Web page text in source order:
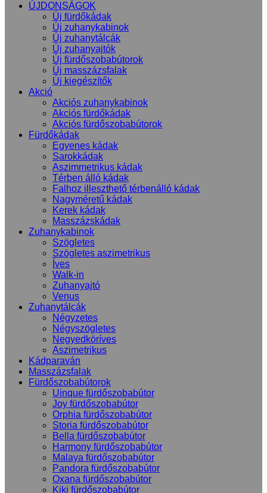
ÚJDONSÁGOK
Új fürdőkádak
Új zuhanykabinok
Új zuhanytálcák
Új zuhanyajtók
Új fürdőszobabútorok
Új masszázsfalak
Új kiegészítők
Akció
Akciós zuhanykabinok
Akciós fürdőkádak
Akciós fürdőszobabútorok
Fürdőkádak
Egyenes kádak
Sarokkádak
Aszimmetrikus kádak
Térben álló kádak
Falhoz illeszthető térbenálló kádak
Nagyméretű kádak
Kerek kádak
Masszázskádak
Zuhanykabinok
Szögletes
Szögletes aszimetrikus
Íves
Walk-in
Zuhanyajtó
Venus
Zuhanytálcák
Négyzetes
Négyszögletes
Negyedköríves
Aszimetrikus
Kádparaván
Masszázsfalak
Fürdőszobabútorok
Uinque fürdőszobabútor
Joy fürdőszobabútor
Orphia fürdőszobabútor
Storia fürdőszobabútor
Bella fürdőszobabútor
Harmony fürdőszobabútor
Malaya fürdőszobabútor
Pandora fürdőszobabútor
Oxana fürdőszobabútor
Kiki fürdőszobabútor